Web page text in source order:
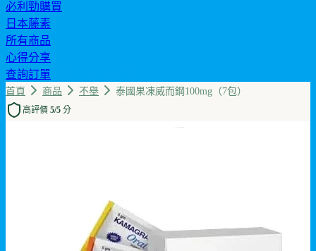
必利勁購買
日本藤素
所有商品
心得分享
查詢訂單
首頁 商品 不舉 泰國果凍威而鋼100mg（7包）
高評價 5/5 分